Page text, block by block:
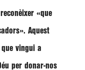
«que
. Aquest
vingui a
per donar-nos